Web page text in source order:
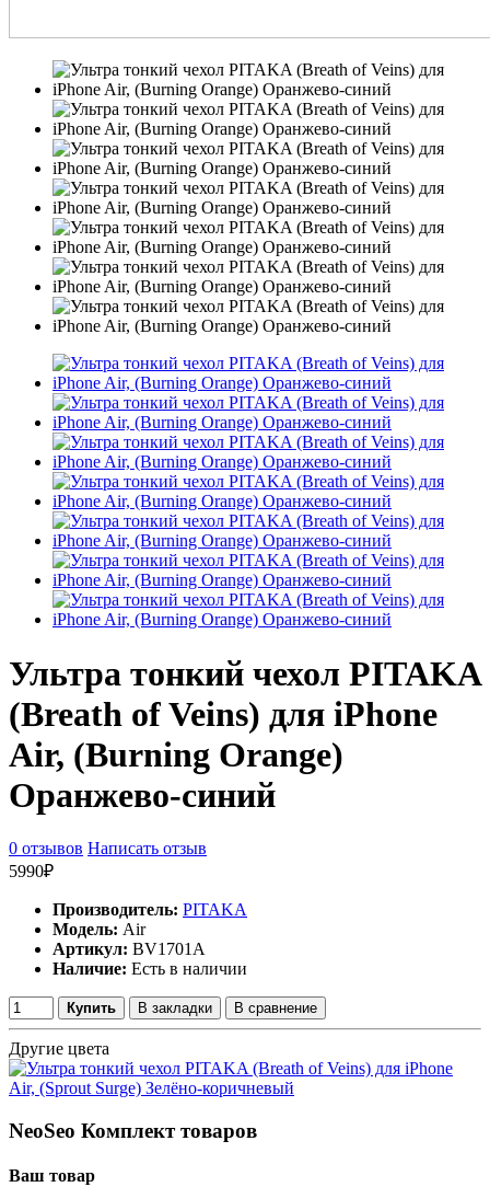
Ультра тонкий чехол PITAKA
(Breath of Veins) для iPhone
Air, (Burning Orange)
Оранжево-синий
0 отзывов Написать отзыв
5990₽
Производитель: PITAKA
Модель: Air
Артикул: BV1701A
Наличие: Есть в наличии
Купить В закладки В сравнение
Другие цвета
NeoSeo Комплект товаров
Ваш товар